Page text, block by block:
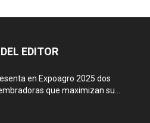
EDITOR
en Expoagro 2025 dos
que maximizan su...